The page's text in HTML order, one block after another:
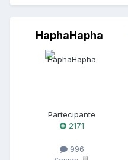
HaphaHapha
Partecipante
2171
996